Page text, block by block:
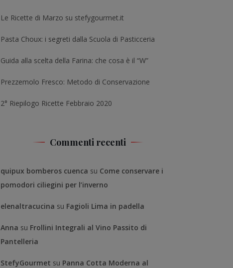
Le Ricette di Marzo su stefygourmet.it
Pasta Choux: i segreti dalla Scuola di Pasticceria
Guida alla scelta della Farina: che cosa è il “W”
Prezzemolo Fresco: Metodo di Conservazione
2° Riepilogo Ricette Febbraio 2020
Commenti recenti
quipux bomberos cuenca su Come conservare i
pomodori ciliegini per l’inverno
elenaltracucina su Fagioli Lima in padella
Anna su Frollini Integrali al Vino Passito di
Pantelleria
StefyGourmet su Panna Cotta Moderna al